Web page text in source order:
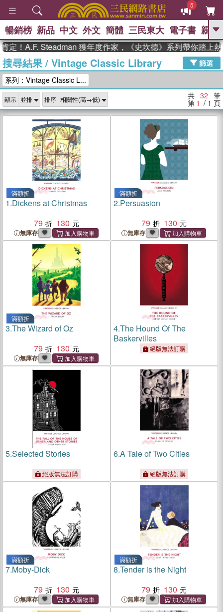
5
GO
熱搜： 東野圭吾 、 The Odyssey 、
父親節 、 如果歷史是一群喵 、 暑期
念華 、 台灣的李登輝時代 、 數學女
孩：黎曼猜想
偉大的迷走神經
暢銷榜 新品 中文 外文 簡體 三民東大 電子書 親子
A.F. Steadman 獲年度作家，《史坎德》系列帶你踏上熱血奇
搜尋結果/ Vintage Classic Library
篩選
系列：Vintage Classic L...
顯示 排序 共 32 筆
第 1 / 1 頁
滿額折
1.Dickens at Christmas
79
130
無庫存
滿額折
2.Persuasion
79
130
無庫存
滿額折
3.The Wizard of Oz
79
130
無庫存
4.The Hound Of The
Baskervilles
絕版無法訂購
5.Selected Stories
絕版無法訂購
6.A Tale of Two Cities
絕版無法訂購
滿額折
7.Moby-Dick
79
130
無庫存
滿額折
8.Tender is the Night
79
130
無庫存